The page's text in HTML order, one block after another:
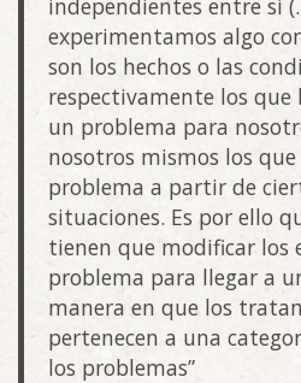
independientes entre sí
experimentamos algo
son los hechos o las
respectivamente los que
un problema para
nosotros mismos los
problema a partir de
situaciones. Es por ello
tienen que modificar los
problema para llegar a
manera en que los
pertenecen a una
los problemas”